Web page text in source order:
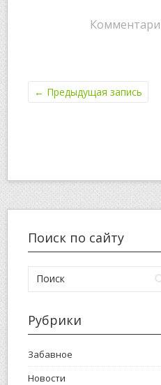
← Предыдущая запись
Поиск по сайту
Рубрики
Забавное
Новости